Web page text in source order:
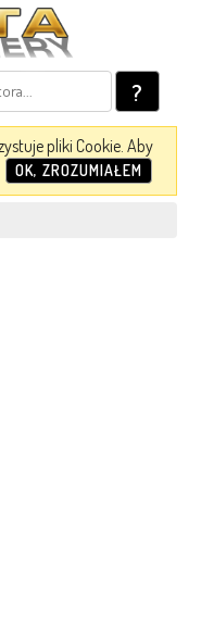
?
pliki Cookie. Aby
OK, ZROZUMIAŁEM